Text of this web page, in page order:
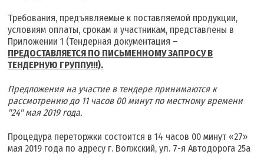
Требования, предъявляемые к поставляемой продукции,
условиям оплаты, срокам и участникам, представлены в
Приложении 1 (Тендерная документация –
ПРЕДОСТАВЛЯЕТСЯ ПО ПИСЬМЕННОМУ ЗАПРОСУ В
ТЕНДЕРНУЮ ГРУППУ!!!).
Предложения на участие в тендере принимаются к
рассмотрению до 11 часов 00 минут по местному времени
"24" мая 2019 года.
Процедура переторжки состоится в 14 часов 00 минут «27»
мая 2019 года по адресу г. Волжский, ул. 7-я Автодорога 25а